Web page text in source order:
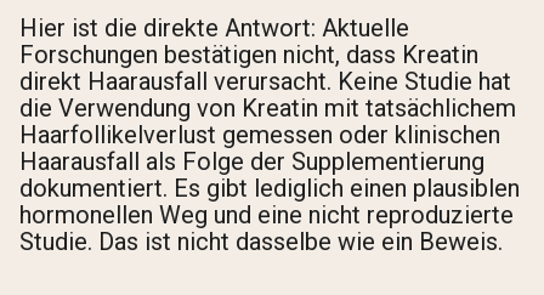
Hier ist die direkte Antwort: Aktuelle
Forschungen bestätigen nicht, dass Kreatin
direkt Haarausfall verursacht. Keine Studie hat
die Verwendung von Kreatin mit tatsächlichem
Haarfollikelverlust gemessen oder klinischen
Haarausfall als Folge der Supplementierung
dokumentiert. Es gibt lediglich einen plausiblen
hormonellen Weg und eine nicht reproduzierte
Studie. Das ist nicht dasselbe wie ein Beweis.